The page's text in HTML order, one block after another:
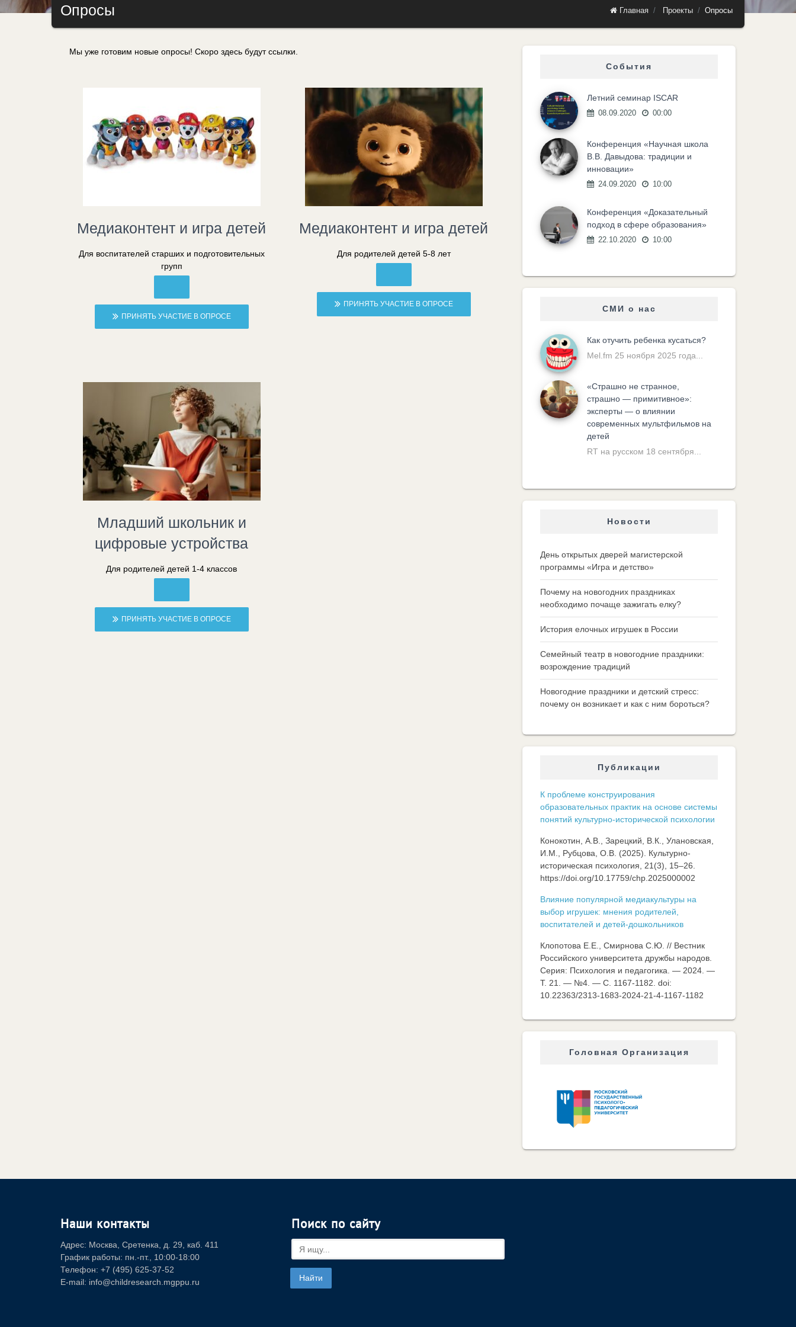
Опросы Главная Проекты Опросы
Мы уже готовим новые опросы! Скоро здесь будут ссылки.
Медиаконтент и игра детей
Для воспитателей старших и подготовительных
групп
ПРИНЯТЬ УЧАСТИЕ В ОПРОСЕ
Медиаконтент и игра детей
Для родителей детей 5-8 лет
ПРИНЯТЬ УЧАСТИЕ В ОПРОСЕ
Младший школьник и
цифровые устройства
Для родителей детей 1-4 классов
ПРИНЯТЬ УЧАСТИЕ В ОПРОСЕ
События
Летний семинар ISCAR
08.09.2020 00:00
Конференция «Научная школа
В.В. Давыдова: традиции и
инновации»
24.09.2020 10:00
Конференция «Доказательный
подход в сфере образования»
22.10.2020 10:00
СМИ о нас
Как отучить ребенка кусаться?
Mel.fm 25 ноября 2025 года...
«Cтрашно не странное,
страшно — примитивное»:
эксперты — о влиянии
современных мультфильмов на
детей
RT на русском 18 сентября...
Новости
День открытых дверей магистерской
программы «Игра и детство»
Почему на новогодних праздниках
необходимо почаще зажигать елку?
История елочных игрушек в России
Семейный театр в новогодние праздники:
возрождение традиций
Новогодние праздники и детский стресс:
почему он возникает и как с ним бороться?
Публикации
К проблеме конструирования
образовательных практик на основе системы
понятий культурно-исторической психологии
Конокотин, А.В., Зарецкий, В.К., Улановская,
И.М., Рубцова, О.В. (2025). Культурно-
историческая психология, 21(3), 15–26.
https://doi.org/10.17759/chp.2025000002
Влияние популярной медиакультуры на
выбор игрушек: мнения родителей,
воспитателей и детей-дошкольников
Клопотова Е.Е., Смирнова С.Ю. // Вестник
Российского университета дружбы народов.
Серия: Психология и педагогика. — 2024. —
Т. 21. — №4. — C. 1167-1182. doi:
10.22363/2313-1683-2024-21-4-1167-1182
Головная Организация
Наши контакты
Адрес: Москва, Сретенка, д. 29, каб. 411
График работы: пн.-пт., 10:00-18:00
Телефон: +7 (495) 625-37-52
E-mail: info@childresearch.mgppu.ru
Поиск по сайту